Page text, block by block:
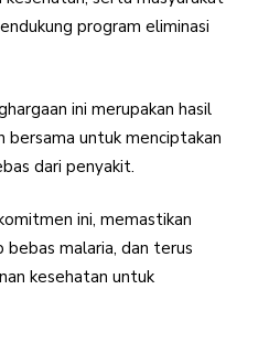
program eliminasi
ini merupakan hasil
untuk menciptakan
dari penyakit.
ini, memastikan
malaria, dan terus
kesehatan untuk